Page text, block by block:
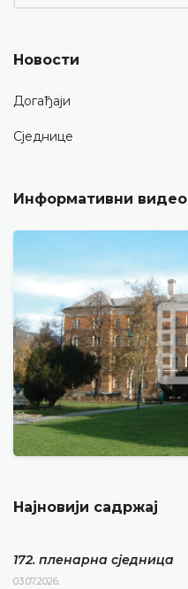
Новости
Догађаји
Сједнице
Информативни видео
Најновији садржај
172. пленарна сједницa
03.07.2026.